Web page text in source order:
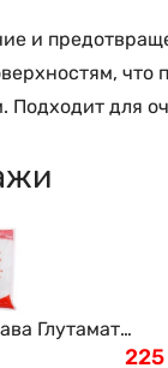
и
для
Глутамат
454г
225